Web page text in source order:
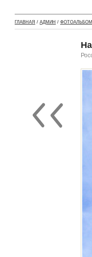
ГЛАВНАЯ / АДМИН /